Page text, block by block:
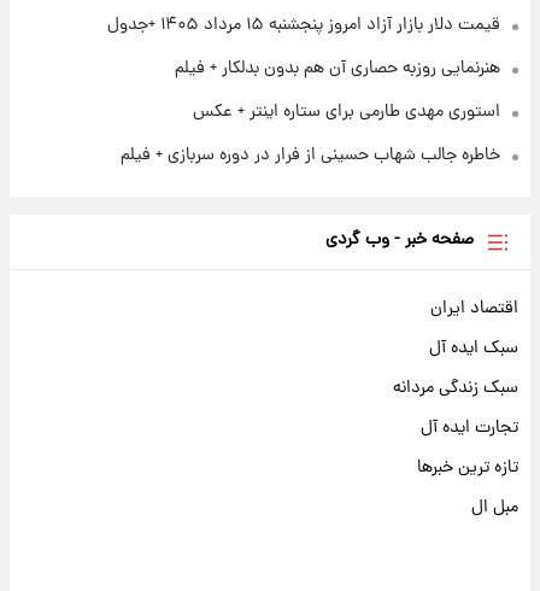
قیمت دلار بازار آزاد امروز پنجشنبه ۱۵ مرداد ۱۴۰۵ +جدول
هنرنمایی روزبه حصاری آن هم بدون بدلکار + فیلم
استوری مهدی طارمی برای ستاره اینتر + عکس
خاطره جالب شهاب حسینی از فرار در دوره سربازی + فیلم
صفحه خبر - وب گردی
اقتصاد ایران
سبک ایده آل
سبک زندگی مردانه
تجارت ایده آل
تازه ترین خبرها
مبل ال